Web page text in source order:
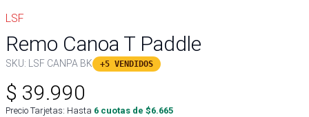
LSF
Remo Canoa T Paddle
SKU: LSF CANPA BK +5 VENDIDOS
$ 39.990
Precio Tarjetas: Hasta 6 cuotas de $6.665